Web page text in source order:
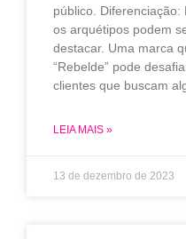
público. Diferenciação:
os arquétipos podem
destacar. Uma marca
“Rebelde” pode
clientes que buscam
LEIA MAIS »
13 de dezembro de 2023